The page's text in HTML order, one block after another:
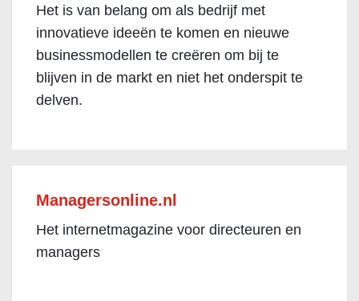
Het is van belang om als bedrijf met
innovatieve ideeën te komen en nieuwe
businessmodellen te creëren om bij te
blijven in de markt en niet het onderspit te
delven.
Managersonline.nl
Het internetmagazine voor directeuren en
managers